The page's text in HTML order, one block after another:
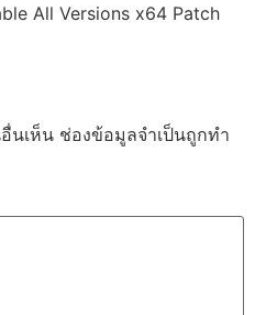
All Versions x64 Patch
นเห็น ช่องข้อมูลจำเป็นถูกทำ